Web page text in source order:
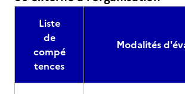
Liste
de
compé
tences
Modalités